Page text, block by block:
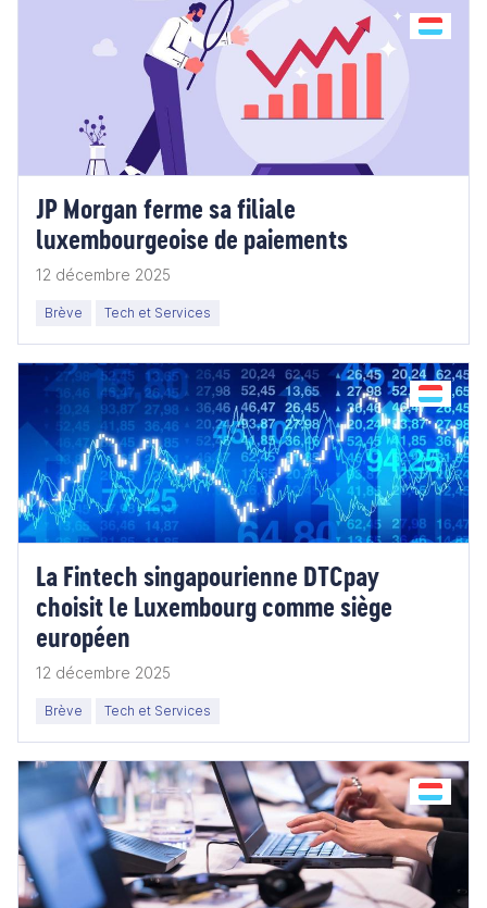
JP Morgan ferme sa filiale
luxembourgeoise de paiements
12 décembre 2025
Brève Tech et Services
La Fintech singapourienne DTCpay
choisit le Luxembourg comme siège
européen
12 décembre 2025
Brève Tech et Services